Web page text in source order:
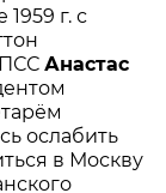
г. с
Анастас
ослабить
в Москву